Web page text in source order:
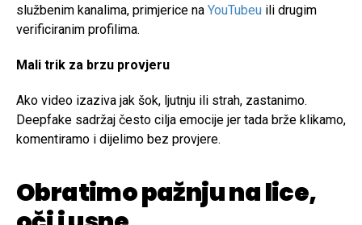
službenim kanalima, primjerice na YouTubeu ili drugim
verificiranim profilima.
Mali trik za brzu provjeru
Ako video izaziva jak šok, ljutnju ili strah, zastanimo.
Deepfake sadržaj često cilja emocije jer tada brže klikamo,
komentiramo i dijelimo bez provjere.
Obratimo pažnju na lice,